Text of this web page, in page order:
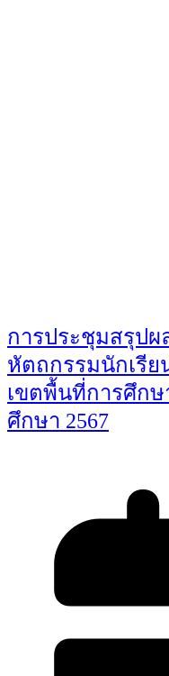
การประชุมสรุป
หัตถกรรมนักเรีย
เขตพื้นที่การศึกษ
ศึกษา 2567